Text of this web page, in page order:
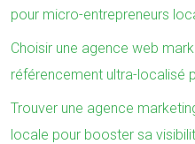
pour micro-entrepreneurs
Choisir une agence web
référencement ultra-localisé
Trouver une agence
locale pour booster sa